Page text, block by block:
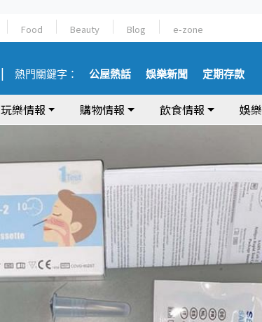
Food Beauty Blog e-zone
熱門關鍵字： 公屋熱話 娛樂新聞 定期存款
玩樂情報 購物情報 飲食情報 娛樂